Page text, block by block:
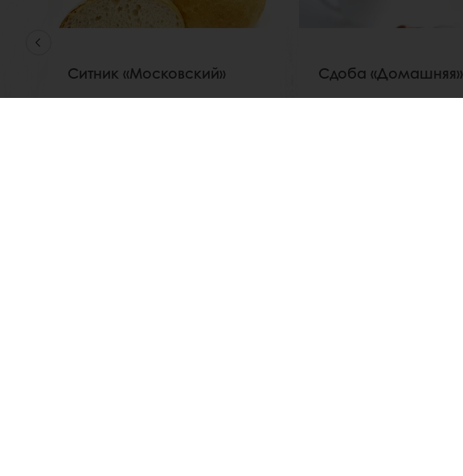
Ситник «Московский» Сдоба «Домашняя»